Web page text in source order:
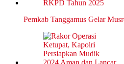
Pemkab Tanggamus Gelar